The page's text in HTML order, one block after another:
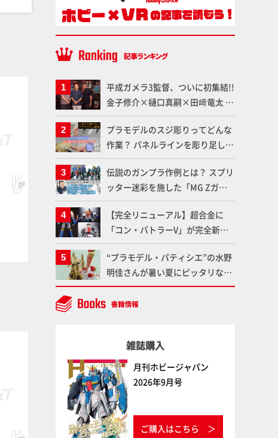
ゴールドイエロー
ボークス ファレホ
塗料
ペールフレッシュ
ボークス ファレホ
平成ガメラ3監督、ついに初集結!!
金子修介×樋口真嗣×田﨑竜太 4
体のガメラを未来へつなぐ特別鼎
談「ガメラ永久保存化プロジェク
ト FINAL」
プラモデルのスジ彫りってどんな
作業？ パネルラインを彫り足して
作品を映えさせよう！【いまさら
聞けないプラモデルの基礎：スジ
彫りとパネルライン】
伝説のガンプラ作例とは？ スプリ
ッター迷彩を施した「MG Zガン
ダム アムロ・レイ仕様機」をMAX
渡辺がふたたび塗る!!【試し読
み】
【完全リニューアル】超合金に
「コン・バトラーV」が完全新規
造形で登場！気になる仕様を試作
品の撮り下ろしでご紹介!!さらに
「大鉄人17」＆「ワンエイト」セ
ット情報もお届け！【超合金の
魂】
“プラモデル・パティシエ”の水野
明佳さんが暑い夏にピッタリな
「リック・ディアス〜アイス
ver.〜」を製作【ガンダムフォワ
雑誌購入
月刊ホビージャパン
2026年9月号
ご購入はこちら